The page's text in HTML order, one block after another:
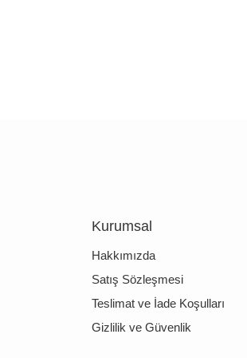
Kurumsal
Hakkımızda
Satış Sözleşmesi
Teslimat ve İade Koşulları
Gizlilik ve Güvenlik